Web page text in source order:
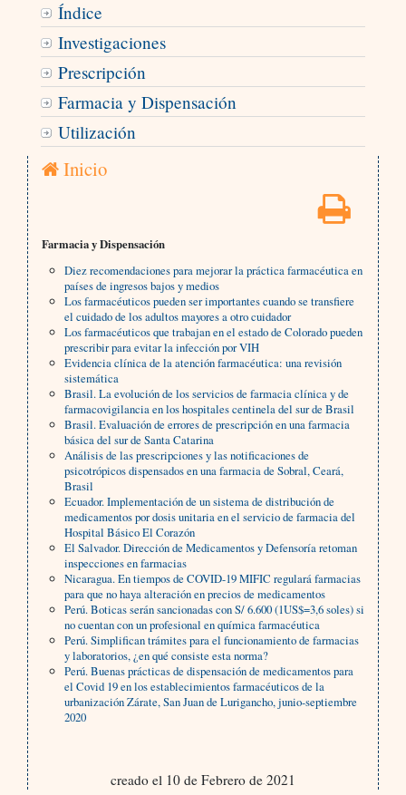
Índice
Investigaciones
Prescripción
Farmacia y Dispensación
Utilización
Inicio
Farmacia y Dispensación
Diez recomendaciones para mejorar la práctica farmacéutica en
países de ingresos bajos y medios
Los farmacéuticos pueden ser importantes cuando se transfiere
el cuidado de los adultos mayores a otro cuidador
Los farmacéuticos que trabajan en el estado de Colorado pueden
prescribir para evitar la infección por VIH
Evidencia clínica de la atención farmacéutica: una revisión
sistemática
Brasil. La evolución de los servicios de farmacia clínica y de
farmacovigilancia en los hospitales centinela del sur de Brasil
Brasil. Evaluación de errores de prescripción en una farmacia
básica del sur de Santa Catarina
Análisis de las prescripciones y las notificaciones de
psicotrópicos dispensados en una farmacia de Sobral, Ceará,
Brasil
Ecuador. Implementación de un sistema de distribución de
medicamentos por dosis unitaria en el servicio de farmacia del
Hospital Básico El Corazón
El Salvador. Dirección de Medicamentos y Defensoría retoman
inspecciones en farmacias
Nicaragua. En tiempos de COVID-19 MIFIC regulará farmacias
para que no haya alteración en precios de medicamentos
Perú. Boticas serán sancionadas con S/ 6.600 (1US$=3,6 soles) si
no cuentan con un profesional en química farmacéutica
Perú. Simplifican trámites para el funcionamiento de farmacias
y laboratorios, ¿en qué consiste esta norma?
Perú. Buenas prácticas de dispensación de medicamentos para
el Covid 19 en los establecimientos farmacéuticos de la
urbanización Zárate, San Juan de Lurigancho, junio-septiembre
2020
creado el 10 de Febrero de 2021